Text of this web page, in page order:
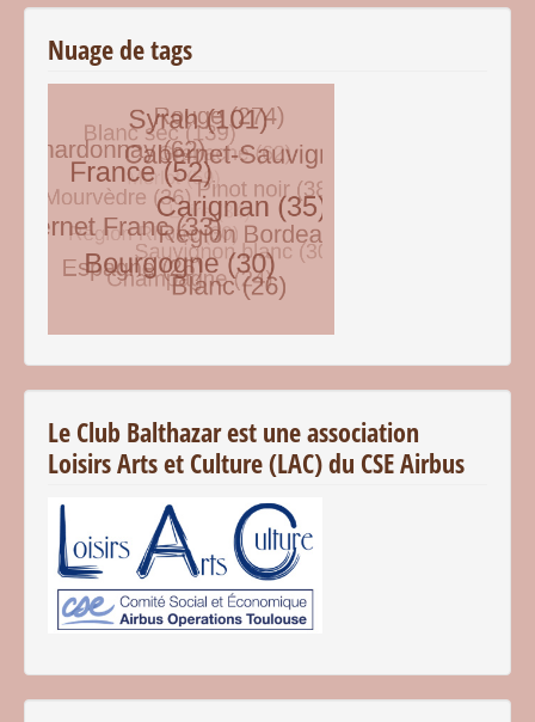
Nuage de tags
Le Club Balthazar est une association
Loisirs Arts et Culture (LAC) du CSE Airbus